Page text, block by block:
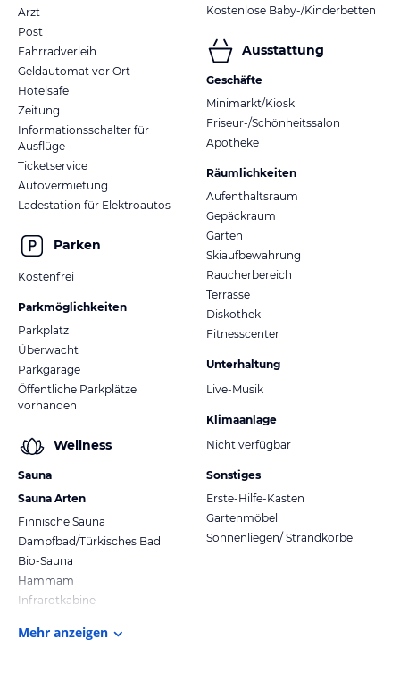
Arzt
Post
Fahrradverleih
Geldautomat vor Ort
Hotelsafe
Zeitung
Informationsschalter für
Ausflüge
Ticketservice
Autovermietung
Ladestation für Elektroautos
Parken
Kostenfrei
Parkmöglichkeiten
Parkplatz
Überwacht
Parkgarage
Öffentliche Parkplätze
vorhanden
Wellness
Sauna
Sauna Arten
Finnische Sauna
Dampfbad/Türkisches Bad
Bio-Sauna
Hammam
Infrarotkabine
Kostenlose Baby-/Kinderbetten
Ausstattung
Geschäfte
Minimarkt/Kiosk
Friseur-/Schönheitssalon
Apotheke
Räumlichkeiten
Aufenthaltsraum
Gepäckraum
Garten
Skiaufbewahrung
Raucherbereich
Terrasse
Diskothek
Fitnesscenter
Unterhaltung
Live-Musik
Klimaanlage
Nicht verfügbar
Sonstiges
Erste-Hilfe-Kasten
Gartenmöbel
Sonnenliegen/ Strandkörbe
Mehr anzeigen